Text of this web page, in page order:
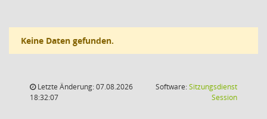
Keine Daten gefunden.
Letzte Änderung: 07.08.2026
18:32:07
Software:Sitzungsdienst
Session(Wird in